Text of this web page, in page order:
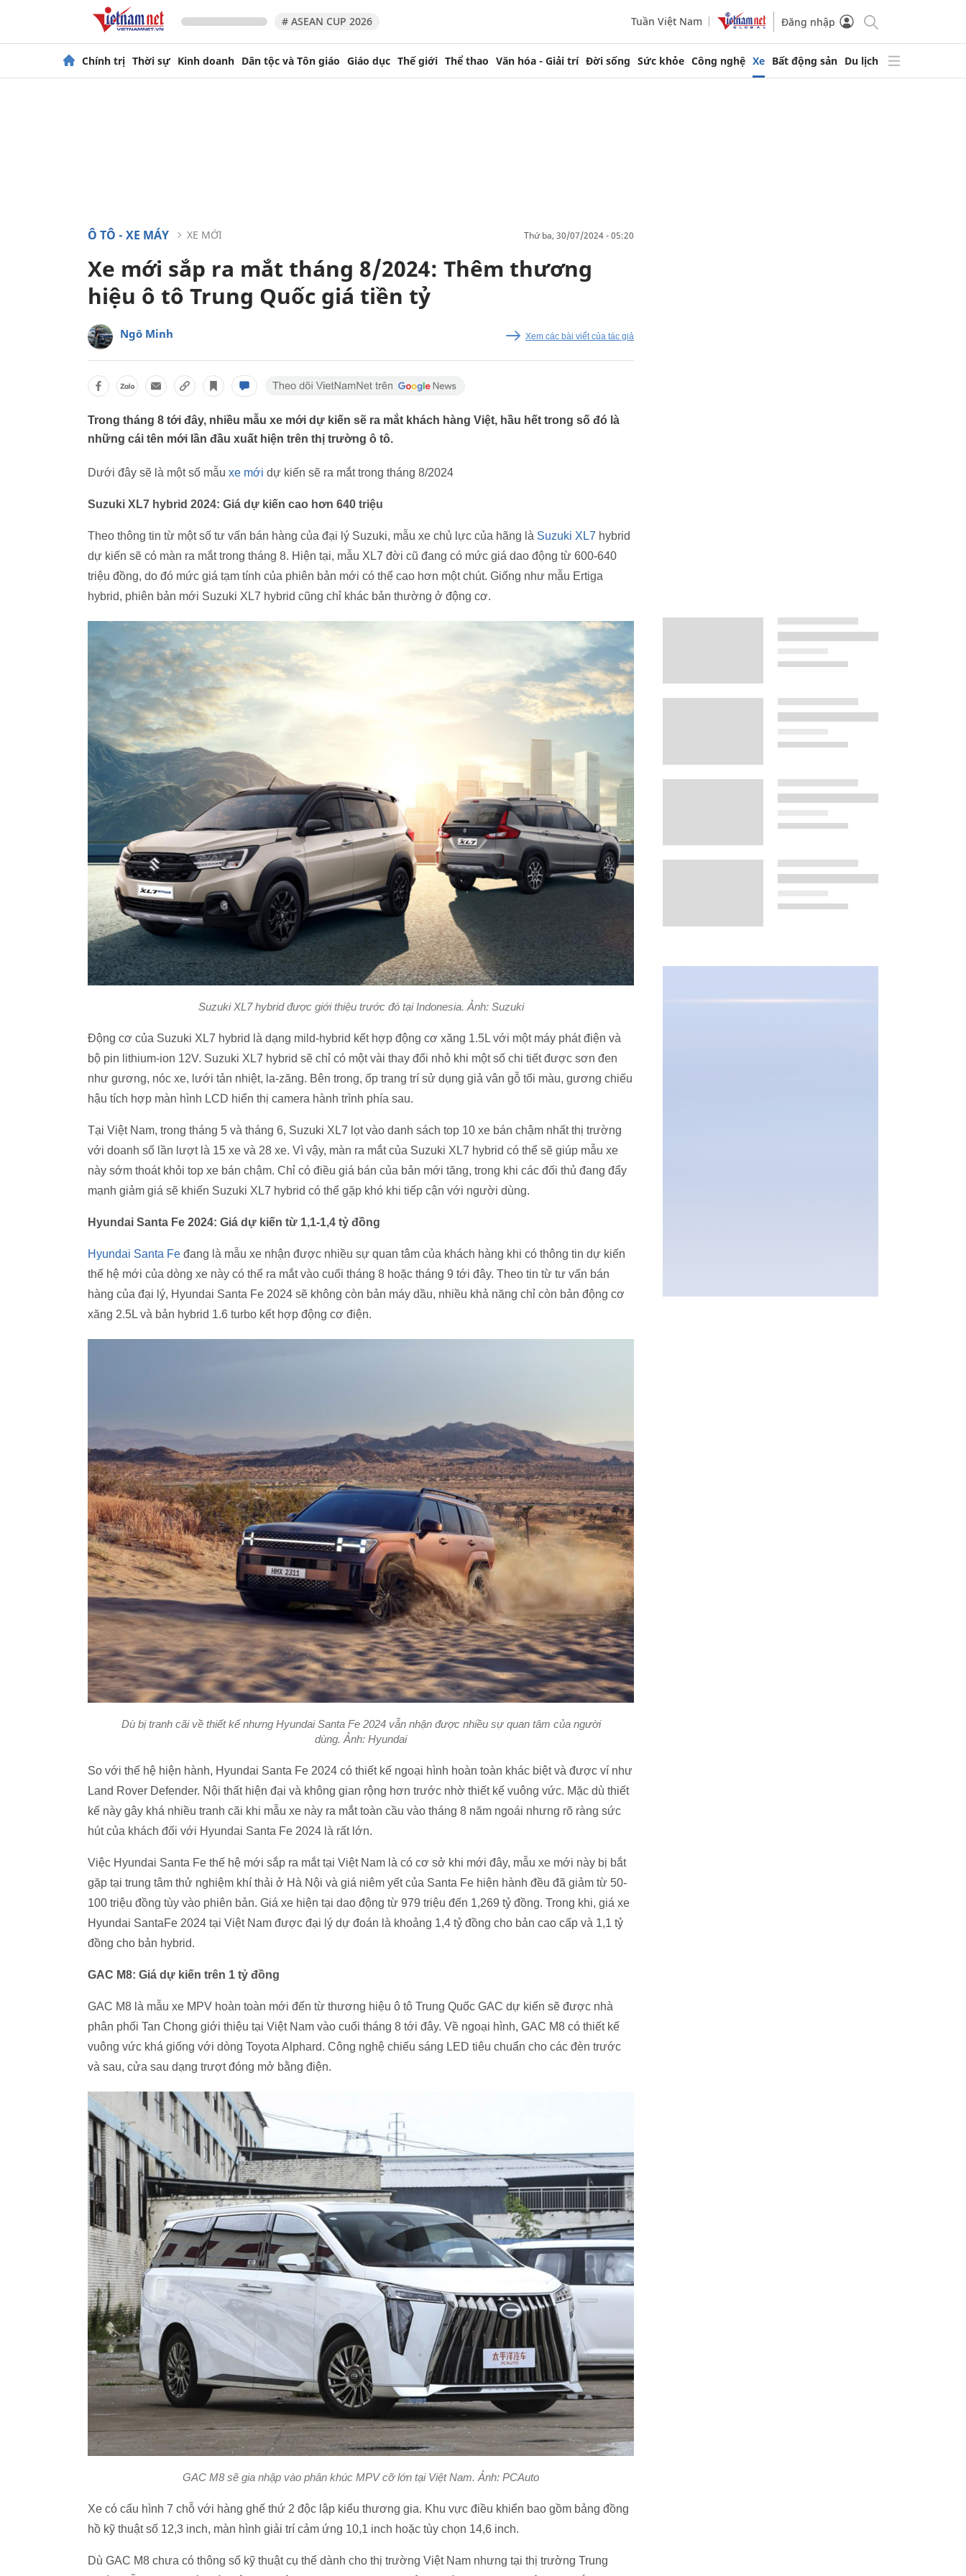
# ASEAN CUP 2026 Tuần Việt Nam Đăng nhập
Chính trị Thời sự Kinh doanh Dân tộc và Tôn giáo Giáo dục Thế giới Thể thao Văn hóa - Giải trí Đời sống Sức khỏe Công nghệ Xe Bất động sản Du lịch
Ô TÔ - XE MÁY XE MỚI thứ ba, 30/07/2024 - 05:20
Xe mới sắp ra mắt tháng 8/2024: Thêm thương
hiệu ô tô Trung Quốc giá tiền tỷ
Ngô Minh Xem các bài viết của tác giả
Trong tháng 8 tới đây, nhiều mẫu xe mới dự kiến sẽ ra mắt khách hàng Việt, hầu hết trong số đó là
những cái tên mới lần đầu xuất hiện trên thị trường ô tô.
Dưới đây sẽ là một số mẫu xe mới dự kiến sẽ ra mắt trong tháng 8/2024
Suzuki XL7 hybrid 2024: Giá dự kiến cao hơn 640 triệu
Theo thông tin từ một số tư vấn bán hàng của đại lý Suzuki, mẫu xe chủ lực của hãng là Suzuki XL7 hybrid
dự kiến sẽ có màn ra mắt trong tháng 8. Hiện tại, mẫu XL7 đời cũ đang có mức giá dao động từ 600-640
triệu đồng, do đó mức giá tạm tính của phiên bản mới có thể cao hơn một chút. Giống như mẫu Ertiga
hybrid, phiên bản mới Suzuki XL7 hybrid cũng chỉ khác bản thường ở động cơ.
Suzuki XL7 hybrid được giới thiệu trước đó tại Indonesia. Ảnh: Suzuki
Động cơ của Suzuki XL7 hybrid là dạng mild-hybrid kết hợp động cơ xăng 1.5L với một máy phát điện và
bộ pin lithium-ion 12V. Suzuki XL7 hybrid sẽ chỉ có một vài thay đổi nhỏ khi một số chi tiết được sơn đen
như gương, nóc xe, lưới tản nhiệt, la-zăng. Bên trong, ốp trang trí sử dụng giả vân gỗ tối màu, gương chiếu
hậu tích hợp màn hình LCD hiển thị camera hành trình phía sau.
Tại Việt Nam, trong tháng 5 và tháng 6, Suzuki XL7 lọt vào danh sách top 10 xe bán chậm nhất thị trường
với doanh số lần lượt là 15 xe và 28 xe. Vì vậy, màn ra mắt của Suzuki XL7 hybrid có thể sẽ giúp mẫu xe
này sớm thoát khỏi top xe bán chậm. Chỉ có điều giá bán của bản mới tăng, trong khi các đối thủ đang đẩy
mạnh giảm giá sẽ khiến Suzuki XL7 hybrid có thể gặp khó khi tiếp cận với người dùng.
Hyundai Santa Fe 2024: Giá dự kiến từ 1,1-1,4 tỷ đồng
Hyundai Santa Fe đang là mẫu xe nhận được nhiều sự quan tâm của khách hàng khi có thông tin dự kiến
thế hệ mới của dòng xe này có thể ra mắt vào cuối tháng 8 hoặc tháng 9 tới đây. Theo tin từ tư vấn bán
hàng của đại lý, Hyundai Santa Fe 2024 sẽ không còn bản máy dầu, nhiều khả năng chỉ còn bản động cơ
xăng 2.5L và bản hybrid 1.6 turbo kết hợp động cơ điện.
Dù bị tranh cãi về thiết kế nhưng Hyundai Santa Fe 2024 vẫn nhận được nhiều sự quan tâm của người
dùng. Ảnh: Hyundai
So với thế hệ hiện hành, Hyundai Santa Fe 2024 có thiết kế ngoại hình hoàn toàn khác biệt và được ví như
Land Rover Defender. Nội thất hiện đại và không gian rộng hơn trước nhờ thiết kế vuông vức. Mặc dù thiết
kế này gây khá nhiều tranh cãi khi mẫu xe này ra mắt toàn cầu vào tháng 8 năm ngoái nhưng rõ ràng sức
hút của khách đối với Hyundai Santa Fe 2024 là rất lớn.
Việc Hyundai Santa Fe thế hệ mới sắp ra mắt tại Việt Nam là có cơ sở khi mới đây, mẫu xe mới này bị bắt
gặp tại trung tâm thử nghiệm khí thải ở Hà Nội và giá niêm yết của Santa Fe hiện hành đều đã giảm từ 50-
100 triệu đồng tùy vào phiên bản. Giá xe hiện tại dao động từ 979 triệu đến 1,269 tỷ đồng. Trong khi, giá xe
Hyundai SantaFe 2024 tại Việt Nam được đại lý dự đoán là khoảng 1,4 tỷ đồng cho bản cao cấp và 1,1 tỷ
đồng cho bản hybrid.
GAC M8: Giá dự kiến trên 1 tỷ đồng
GAC M8 là mẫu xe MPV hoàn toàn mới đến từ thương hiệu ô tô Trung Quốc GAC dự kiến sẽ được nhà
phân phối Tan Chong giới thiệu tại Việt Nam vào cuối tháng 8 tới đây. Về ngoại hình, GAC M8 có thiết kế
vuông vức khá giống với dòng Toyota Alphard. Công nghệ chiếu sáng LED tiêu chuẩn cho các đèn trước
và sau, cửa sau dạng trượt đóng mở bằng điện.
GAC M8 sẽ gia nhập vào phân khúc MPV cỡ lớn tại Việt Nam. Ảnh: PCAuto
Xe có cấu hình 7 chỗ với hàng ghế thứ 2 độc lập kiểu thương gia. Khu vực điều khiển bao gồm bảng đồng
hồ kỹ thuật số 12,3 inch, màn hình giải trí cảm ứng 10,1 inch hoặc tùy chọn 14,6 inch.
Dù GAC M8 chưa có thông số kỹ thuật cụ thể dành cho thị trường Việt Nam nhưng tại thị trường Trung